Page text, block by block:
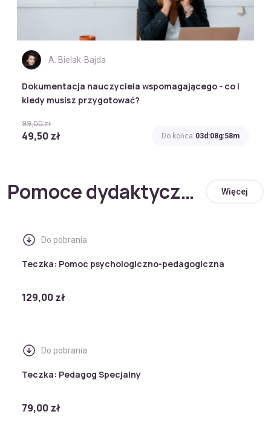
A. Bielak-Bajda
Dokumentacja nauczyciela wspomagającego - co i
kiedy musisz przygotować?
99,00 zł
49,50 zł Do końca 03d:08g:58m
Pomoce dydaktyczne Więcej
Do pobrania
Teczka: Pomoc psychologiczno-pedagogiczna
129,00 zł
Do pobrania
Teczka: Pedagog Specjalny
79,00 zł